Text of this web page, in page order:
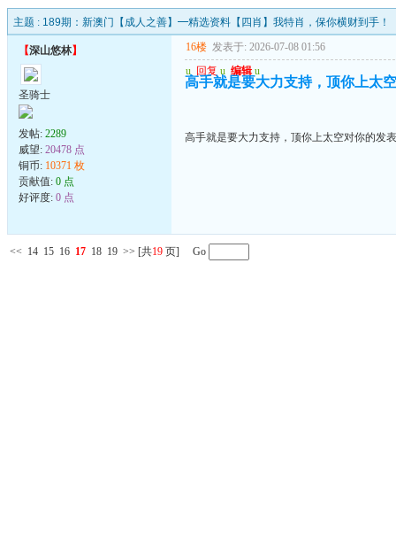
主题 : 189期：新澳门【成人之善】━精选资料【四肖】我特肖，保你横财到手！
【深山悠林】
圣骑士
发帖: 2289
威望: 20478 点
铜币: 10371 枚
贡献值: 0 点
好评度: 0 点
16楼 发表于: 2026-07-08 01:56
u 回复 u 编辑 u
高手就是要大力支持，顶你上太
高手就是要大力支持，顶你上太空对你的发表
<< 14 15 16 17 18 19 >> [共19 页] Go